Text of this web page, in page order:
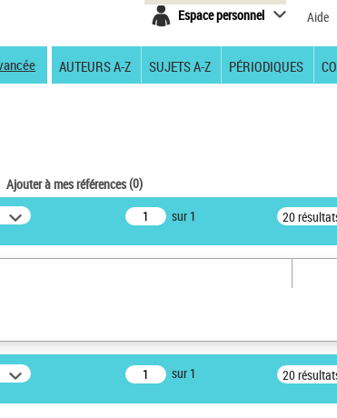
Espace personnel Aide
AUTEURS A-Z SUJETS A-Z PÉRIODIQUES
Ajouter à mes références(0)
sur 1 20
sur 1 20